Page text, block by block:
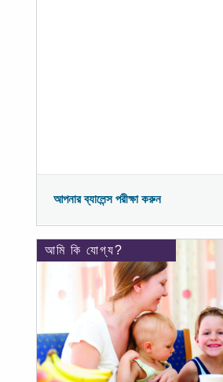
আপনার ব্যালেন্স পরীক্ষা করুন
আমি কি যোগ্য?